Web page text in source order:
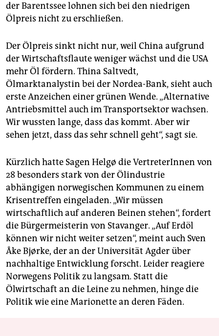
der Barentssee lohnen sich bei den niedrigen
Ölpreis nicht zu erschließen.
Der Ölpreis sinkt nicht nur, weil China aufgrund
der Wirtschaftsflaute weniger wächst und die USA
mehr Öl fördern. Thina Saltvedt,
Ölmarktanalystin bei der Nordea-Bank, sieht auch
erste Anzeichen einer grünen Wende. „Alternative
Antriebsmittel auch im Transportsektor wachsen.
Wir wussten lange, dass das kommt. Aber wir
sehen jetzt, dass das sehr schnell geht“, sagt sie.
Kürzlich hatte Sagen Helgø die VertreterInnen von
28 besonders stark von der Ölindustrie
abhängigen norwegischen Kommunen zu einem
Krisentreffen eingeladen. „Wir müssen
wirtschaftlich auf anderen Beinen stehen“, fordert
die Bürgermeisterin von Stavanger. „Auf Erdöl
können wir nicht weiter setzen“, meint auch Sven
Åke Bjørke, der an der Universität Agder über
nachhaltige Entwicklung forscht. Leider reagiere
Norwegens Politik zu langsam. Statt die
Ölwirtschaft an die Leine zu nehmen, hinge die
Politik wie eine Marionette an deren Fäden.